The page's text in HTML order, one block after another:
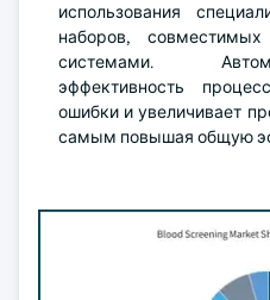
использования
наборов,
системами.
эффективность
ошибки и увеличивает
самым повышая общую